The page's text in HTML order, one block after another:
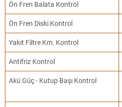
Ön Fren Balata Kontrol
Ön Fren Diski Kontrol
Yakıt Filtre Km. Kontrol
Antifriz Kontrol
Akü Güç - Kutup Başı Kontrol